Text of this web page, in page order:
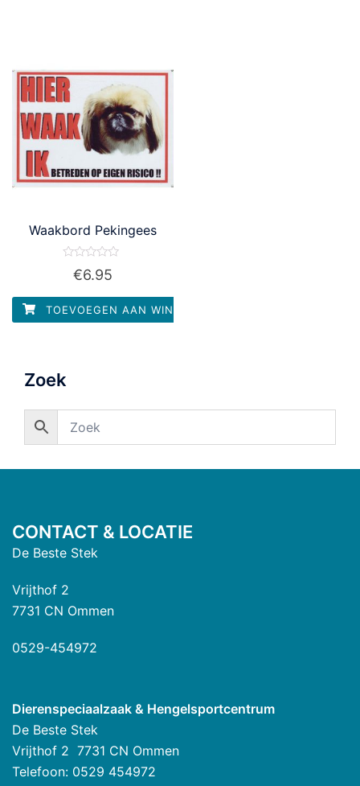
Waakbord Pekingees
Waardering
5
€6.95
TOEVOEGEN AAN WINKELWAGEN
Zoek
CONTACT & LOCATIE
De Beste Stek
Vrijthof 2
7731 CN Ommen
0529-454972
Dierenspeciaalzaak & Hengelsportcentrum
De Beste Stek
Vrijthof 2 7731 CN Ommen
Telefoon: 0529 454972